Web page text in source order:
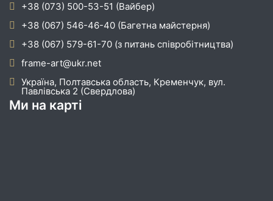
+38 (073) 500-53-51 (Вайбер)
+38 (067) 546-46-40 (Багетна майстерня)
+38 (067) 579-61-70 (з питань співробітництва)
frame-art@ukr.net
Україна, Полтавська область, Кременчук, вул.
Павлівська 2 (Свердлова)
Ми на карті